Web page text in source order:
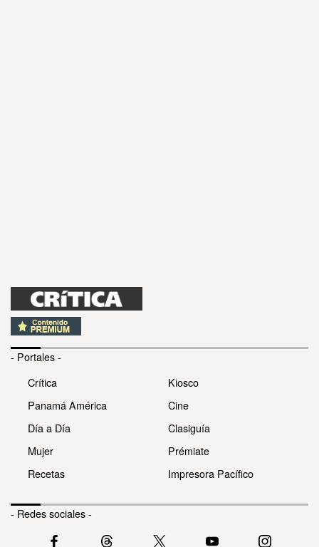
- Portales -
Crítica
Panamá América
Día a Día
Mujer
Recetas
Kiosco
Cine
Clasiguía
Prémiate
Impresora Pacífico
- Redes sociales -